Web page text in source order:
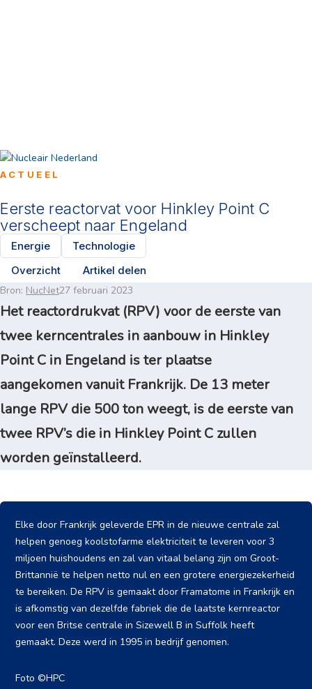
ACTUEEL
Eerste reactorvat voor Hinkley Point C
verscheept naar Engeland
Energie
Technologie
Overzicht
Artikel delen
Bron: NucNet27 februari 2023
Het reactordrukvat (RPV) voor de eerste van
twee kerncentrales in aanbouw in Hinkley
Point C in Engeland is ter plaatse
aangekomen vanuit Frankrijk. De 13 meter
lange RPV die 500 ton weegt, is de eerste van
twee RPV’s die in Hinkley Point C zullen
worden geïnstalleerd.
Elke door Frankrijk geleverde EPR in de nieuwe centrale zal
helpen genoeg koolstofarme elektriciteit te leveren voor 3
miljoen huishoudens en zal van vitaal belang zijn om Groot-
Brittannië te helpen netto nul en een grotere energiezekerheid
te bereiken. De RPV is gemaakt door Framatome in Frankrijk en
is afkomstig van dezelfde fabriek die de laatste kernreactor
voor een Britse centrale in Sizewell B in Suffolk heeft
gemaakt. Deze werd in 1995 in bedrijf genomen.
Foto ©HPC